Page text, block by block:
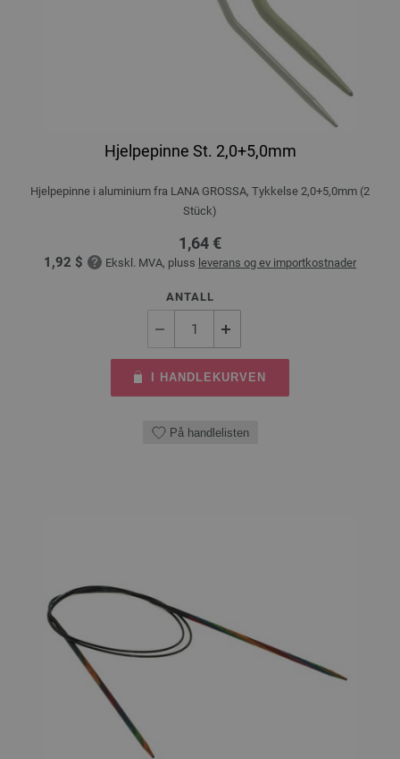
Hjelpepinne St. 2,0+5,0mm
Hjelpepinne i aluminium fra LANA GROSSA, Tykkelse 2,0+5,0mm (2
Stück)
1,64 €
1,92 $ Ekskl. MVA, pluss leverans og ev importkostnader
ANTALL
I HANDLEKURVEN
På handlelisten